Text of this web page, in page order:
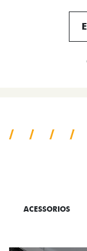
ACESSORIOS